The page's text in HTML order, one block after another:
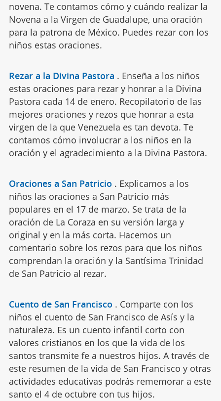
novena. Te contamos cómo y cuándo realizar la
Novena a la Virgen de Guadalupe, una oración
para la patrona de México. Puedes rezar con los
niños estas oraciones.
Rezar a la Divina Pastora . Enseña a los niños
estas oraciones para rezar y honrar a la Divina
Pastora cada 14 de enero. Recopilatorio de las
mejores oraciones y rezos que honrar a esta
virgen de la que Venezuela es tan devota. Te
contamos cómo involucrar a los niños en la
oración y el agradecimiento a la Divina Pastora.
Oraciones a San Patricio . Explicamos a los
niños las oraciones a San Patricio más
populares en el 17 de marzo. Se trata de la
oración de La Coraza en su versión larga y
original y en la más corta. Hacemos un
comentario sobre los rezos para que los niños
comprendan la oración y la Santísima Trinidad
de San Patricio al rezar.
Cuento de San Francisco . Comparte con los
niños el cuento de San Francisco de Asís y la
naturaleza. Es un cuento infantil corto con
valores cristianos en los que la vida de los
santos transmite fe a nuestros hijos. A través de
este resumen de la vida de San Francisco y otras
actividades educativas podrás rememorar a este
santo el 4 de octubre con tus hijos.